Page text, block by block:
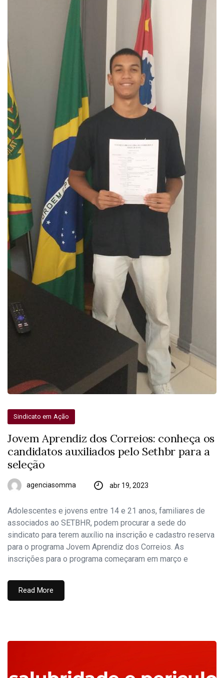
Sindicato em Ação
Jovem Aprendiz dos Correios: conheça os
candidatos auxiliados pelo Sethbr para a
seleção
agenciasomma abr 19, 2023
Adolescentes e jovens entre 14 e 21 anos, familiares de
associados ao SETBHR, podem procurar a sede do
sindicato para terem auxílio na inscrição e cadastro reserva
para o programa Jovem Aprendiz dos Correios. As
inscrições para o programa começaram em março e
Read More